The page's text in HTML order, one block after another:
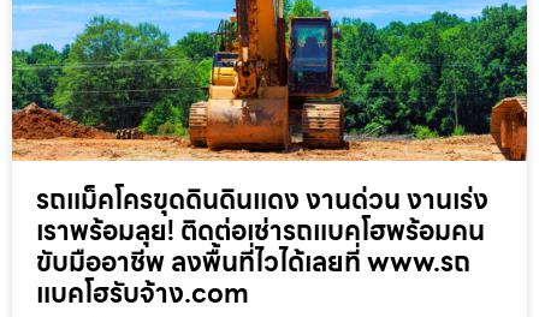
รถแม็คโครขุดดินดินแดง งานด่วน งานเร่ง
เราพร้อมลุย! ติดต่อเช่ารถแบคโฮพร้อมคน
ขับมืออาชีพ ลงพื้นที่ไวได้เลยที่ www.รถ
แบคโฮรับจ้าง.com